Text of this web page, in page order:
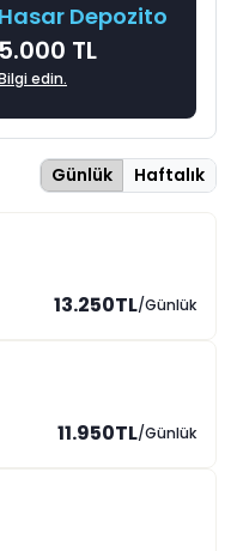
Hasar Depozito
5.000 TL
edin.
Günlük Haftalık
13.250TL/Günlük
11.950TL/Günlük